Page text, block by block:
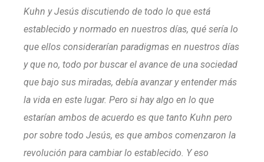
Kuhn y Jesús discutiendo de todo lo que está
establecido y normado en nuestros días, qué sería lo
que ellos considerarían paradigmas en nuestros días
y que no, todo por buscar el avance de una sociedad
que bajo sus miradas, debía avanzar y entender más
la vida en este lugar. Pero si hay algo en lo que
estarían ambos de acuerdo es que tanto Kuhn pero
por sobre todo Jesús, es que ambos comenzaron la
revolución para cambiar lo establecido. Y eso